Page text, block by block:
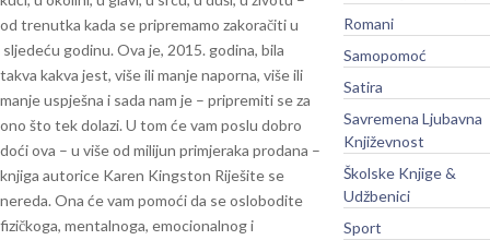
od trenutka kada se pripremamo zakoračiti u
sljedeću godinu. Ova je, 2015. godina, bila
takva kakva jest, više ili manje naporna, više ili
manje uspješna i sada nam je – pripremiti se za
ono što tek dolazi. U tom će vam poslu dobro
doći ova – u više od milijun primjeraka prodana –
knjiga autorice Karen Kingston Riješite se
nereda. Ona će vam pomoći da se oslobodite
fizičkoga, mentalnoga, emocionalnog i
Romani
Samopomoć
Satira
Savremena Ljubavna
Književnost
Školske Knjige &
Udžbenici
Sport